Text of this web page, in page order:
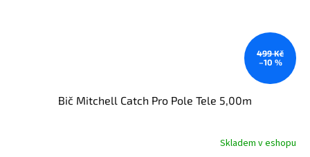
499 Kč
–10 %
Bič Mitchell Catch Pro Pole Tele 5,00m
Skladem v eshopu